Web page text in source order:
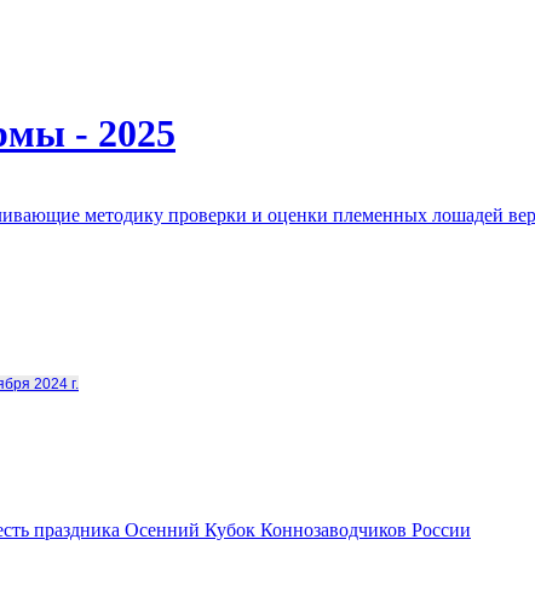
- 2025
методику проверки и оценки племенных лошадей
2024 г.
праздника Осенний Кубок Коннозаводчиков России